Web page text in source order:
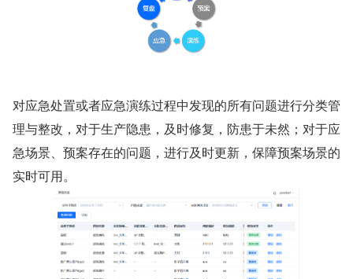
对应急处置或者应急演练过程中发现的所有问题进行分类管
理与整改，对于生产隐患，及时修复，防患于未然；对于应
急场景、预案存在的问题，进行及时更新，保障预案场景的
实时可用。